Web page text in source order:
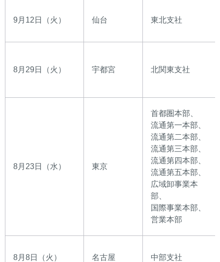
9月12日（火） 仙台 東北支社
8月29日（火） 宇都宮 北関東支社
8月23日（水） 東京
首都圏本部、
流通第一本部、
流通第二本部、
流通第三本部、
流通第四本部、
流通第五本部、
広域卸事業本
部、
国際事業本部、
営業本部
8月8日（火） 名古屋 中部支社